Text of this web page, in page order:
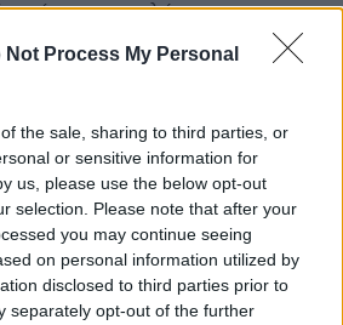
Not Process My Personal
the sale, sharing to third parties, or
or sensitive information for
us, please use the below opt-out
selection. Please note that after your
you may continue seeing
on personal information utilized by
disclosed to third parties prior to
separately opt-out of the further
μέτρων απολύμανσης και
μονάδων για
της
ιδιαίτερα τη μεγάλη σημασία
ανίχνευση και θεραπεία
νόσου.
νεαρά άτομα που έχουν
συμβατά με τη νόσο
πρέπει άμεσα να